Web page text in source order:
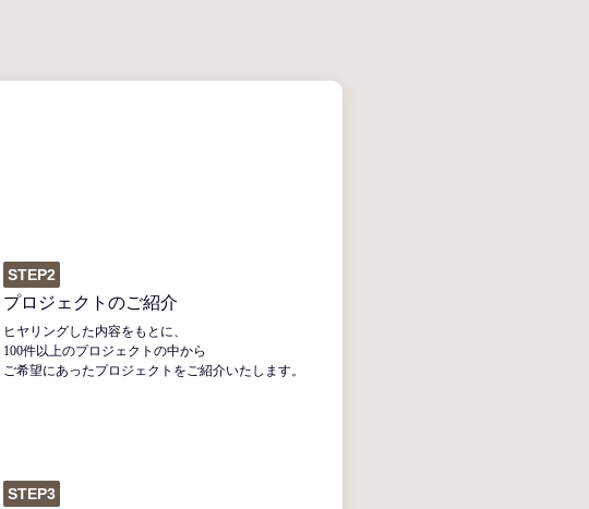
STEP2
プロジェクトのご紹介
ヒヤリングした内容をもとに、
100件以上のプロジェクトの中から
ご希望にあったプロジェクトをご紹介いたします。
STEP3